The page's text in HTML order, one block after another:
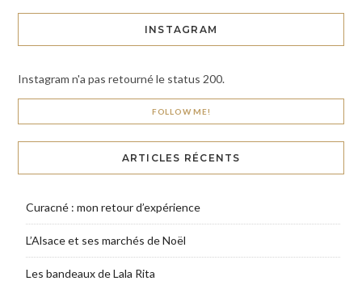
INSTAGRAM
Instagram n'a pas retourné le status 200.
FOLLOW ME!
ARTICLES RÉCENTS
Curacné : mon retour d’expérience
L’Alsace et ses marchés de Noël
Les bandeaux de Lala Rita